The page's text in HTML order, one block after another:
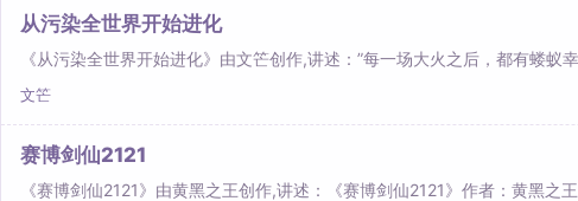
从污染全世界开始进化
《从污染全世界开始进化》由文笀创作,讲述：”每一场大火之后，都有蝼
文笀
赛博剑仙2121
《赛博剑仙2121》由黄黑之王创作,讲述：《赛博剑仙2121》作者：